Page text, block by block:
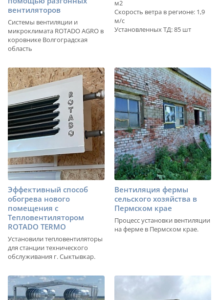
вентиляторов
Системы вентиляции и
микроклимата ROTADO AGRO в
коровнике Волгоградская
область
м2
Скорость ветра в регионе: 1,9
м/с
Установленных ТД: 85 шт
Эффективный способ
обогрева нового
помещения с
Тепловентилятором
ROTADO TERMO
Установили тепловентиляторы
для станции технического
обслуживания г. Сыктывкар.
Вентиляция фермы
сельского хозяйства в
Пермском крае
Процесс установки вентиляции
на ферме в Пермском крае.